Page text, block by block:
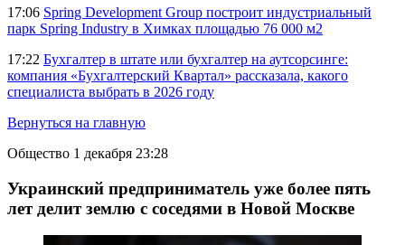
17:06 Spring Development Group построит индустриальный
парк Spring Industry в Химках площадью 76 000 м2
17:22 Бухгалтер в штате или бухгалтер на аутсорсинге:
компания «Бухгалтерский Квартал» рассказала, какого
специалиста выбрать в 2026 году
Вернуться на главную
Общество 1 декабря 23:28
Украинский предприниматель уже более пять
лет делит землю с соседями в Новой Москве